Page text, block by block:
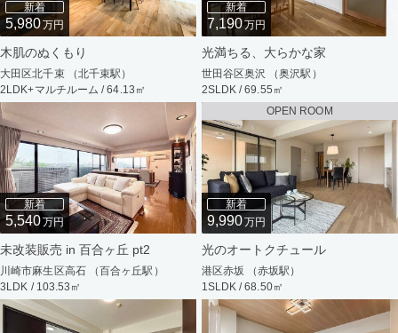
新着
5,980万円
木肌のぬくもり
大田区北千束 （北千束駅）
2LDK+マルチルーム / 64.13㎡
新着
7,190万円
光満ちる、大らかな家
世田谷区奥沢 （奥沢駅）
2SLDK / 69.55㎡
新着
5,540万円
未改装販売 in 百合ヶ丘 pt2
川崎市麻生区高石 （百合ヶ丘駅）
3LDK / 103.53㎡
OPEN ROOM
新着
9,990万円
光のオートクチュール
港区赤坂 （赤坂駅）
1SLDK / 68.50㎡